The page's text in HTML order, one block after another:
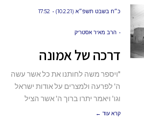
כ״ח בשבט תשפ״א (10.2.21) 17:52
הרב מאיר אסטריק
דרכה של אמונה
"ויספר משה לחותנו את כל אשר עשה
ה' לפרעה ולמצרים על אודות ישראל
וגו' ויאמר יתרו ברוך ה' אשר הציל
קרא עוד ←